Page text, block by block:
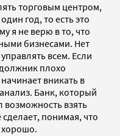
торговым центром,
год, то есть это
я не верю в то, что
бизнесами. Нет
всем. Если
плохо
вникать в
Банк, который
взять
понимая, что
хорошо.